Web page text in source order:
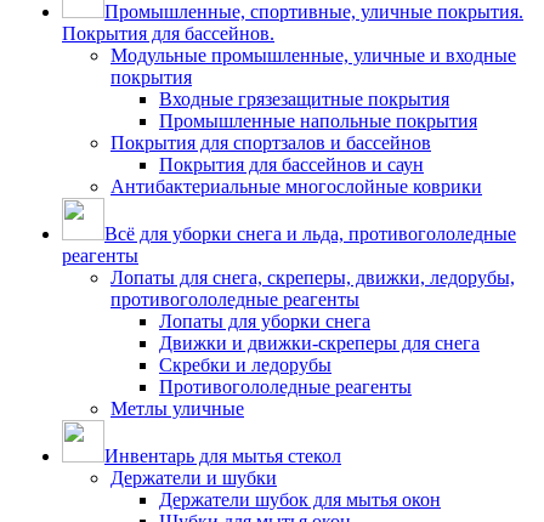
Промышленные, спортивные, уличные покрытия.
Покрытия для бассейнов.
Модульные промышленные, уличные и входные
покрытия
Входные грязезащитные покрытия
Промышленные напольные покрытия
Покрытия для спортзалов и бассейнов
Покрытия для бассейнов и саун
Антибактериальные многослойные коврики
Всё для уборки снега и льда, противогололедные
реагенты
Лопаты для снега, скреперы, движки, ледорубы,
противогололедные реагенты
Лопаты для уборки снега
Движки и движки-скреперы для снега
Скребки и ледорубы
Противогололедные реагенты
Метлы уличные
Инвентарь для мытья стекол
Держатели и шубки
Держатели шубок для мытья окон